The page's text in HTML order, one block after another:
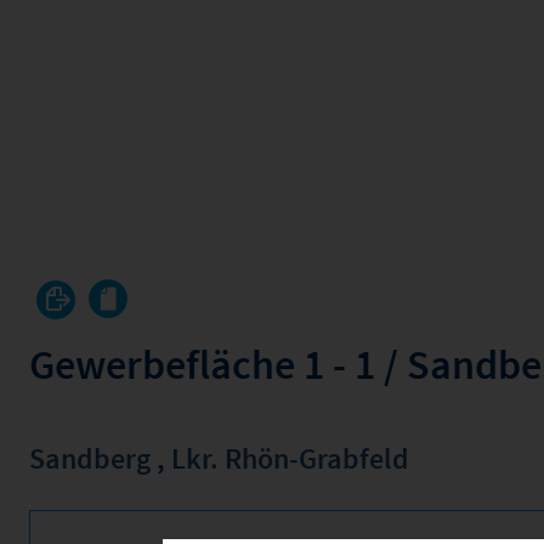
Gewerbefläche 1 - 1 /
Sandberg , Lkr. Rhön-Grabfeld